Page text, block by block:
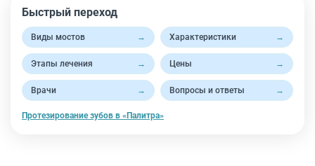
Быстрый переход
Виды мостов → Характеристики →
Этапы лечения → Цены →
Врачи → Вопросы и ответы →
Протезирование зубов в «Палитра»